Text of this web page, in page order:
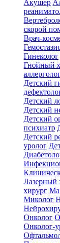
Акушер
скорой
Врач-
Гинеколог
Гнойный
Детский
Детский
Детский
Детский
психиатр
Детский
уролог
Лазерный
хирург
Миколог
Онколог
Онколог-